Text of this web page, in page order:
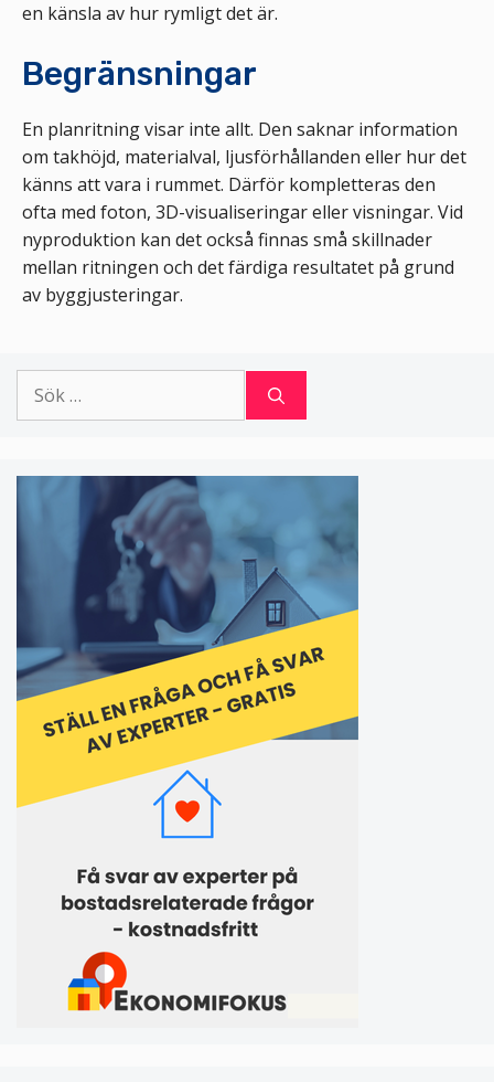
en känsla av hur rymligt det är.
Begränsningar
En planritning visar inte allt. Den saknar information
om takhöjd, materialval, ljusförhållanden eller hur det
känns att vara i rummet. Därför kompletteras den
ofta med foton, 3D-visualiseringar eller visningar. Vid
nyproduktion kan det också finnas små skillnader
mellan ritningen och det färdiga resultatet på grund
av byggjusteringar.
efter: